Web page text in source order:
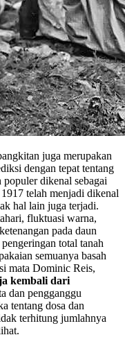
juga merupakan
dengan tepat tentang
dikenal sebagai
telah menjadi dikenal
hal lain juga terjadi.
fluktuasi warna,
pada daun
total tanah
semuanya basah
mata Dominic Reis,
kembali dari
dan pengganggu
tentang dosa dan
terhitung jumlahnya